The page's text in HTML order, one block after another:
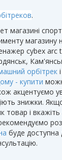
.
магазині
cybex arc
орбітрек і
- купити
акцентуємо
знижки.
товар і
буде доступна